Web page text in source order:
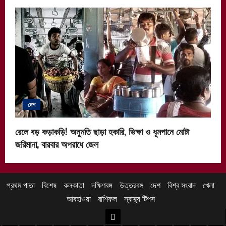
দেশ
রেলে বড় কড়াকড়ি! অনুমতি ছাড়া হকারি, ভিক্ষা ও ধূমপানে মোটা
জরিমানা, বারবার অপরাধে জেল
প্রথম পাতা বিশেষ কলকাতা দক্ষিণবঙ্গ উত্তরবঙ্গ দেশ বিশ্ব সংবাদ খেলা
আবহাওয়া
রাশিফল স্বাস্থ্য টিপস
উত্তরবঙ্গ